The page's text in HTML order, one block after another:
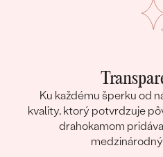
Ku každému šperku od
kvality, ktorý potvrdzuje
drahokamom